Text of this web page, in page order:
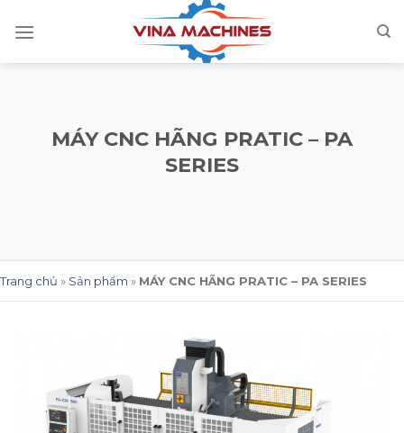
MÁY CNC HÃNG PRATIC – PA
SERIES
Trang chủ » Sản phẩm » MÁY CNC HÃNG PRATIC – PA SERIES